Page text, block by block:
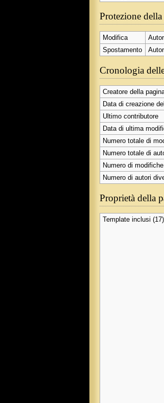
Protezione
Modifica
Spostamento
Cronologia
Creatore della
Data di creazione
Ultimo contributore
Data di ultima
Numero totale di
Numero totale di
Numero di
Numero di autori
Proprietà della
Template inclusi (17)